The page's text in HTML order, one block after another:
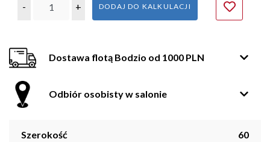
- + DODAJ DO KALKULACJI
Dostawa flotą Bodzio od 1000 PLN
Odbiór osobisty w salonie
Szerokość 60